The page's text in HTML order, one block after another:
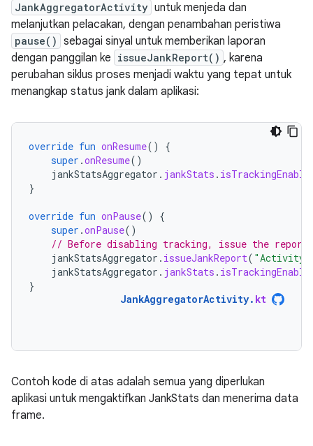
JankAggregatorActivity untuk menjeda dan
melanjutkan pelacakan, dengan penambahan peristiwa
pause() sebagai sinyal untuk memberikan laporan
dengan panggilan ke issueJankReport() , karena
perubahan siklus proses menjadi waktu yang tepat untuk
menangkap status jank dalam aplikasi:
override fun onResume()
{
super .onResume()
jankStatsAggregator . jankStats .
}
override fun onPause()
{
super .onPause()
// Before disabling tracking, issue the
jankStatsAggregator . issueJankReport( "Activity
jankStatsAggregator . jankStats .
}
JankAggregatorActivity. kt
Contoh kode di atas adalah semua yang diperlukan
aplikasi untuk mengaktifkan JankStats dan menerima data
frame.